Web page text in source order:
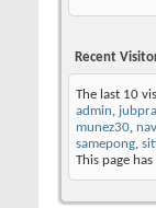
Recent
The last 10
admin,
munez30,
samepong,
This page has